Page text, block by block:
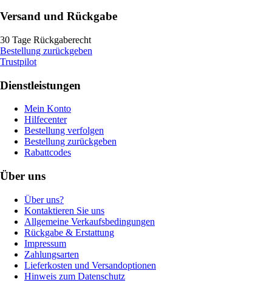
Versand und Rückgabe
30 Tage Rückgaberecht
Bestellung zurückgeben
Trustpilot
Dienstleistungen
Mein Konto
Hilfecenter
Bestellung verfolgen
Bestellung zurückgeben
Rabattcodes
Über uns
Über uns?
Kontaktieren Sie uns
Allgemeine Verkaufsbedingungen
Rückgabe & Erstattung
Impressum
Zahlungsarten
Lieferkosten und Versandoptionen
Hinweis zum Datenschutz